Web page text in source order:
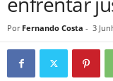
Por Fernando Costa - 3